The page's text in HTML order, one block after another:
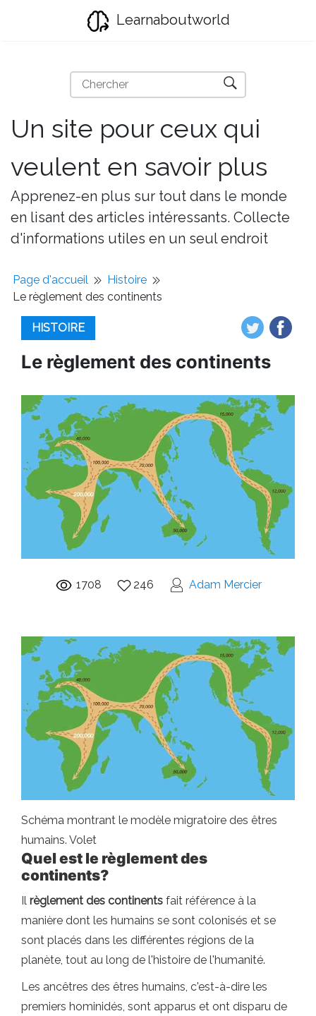
Learnaboutworld
Un site pour ceux qui
veulent en savoir plus
Apprenez-en plus sur tout dans le monde
en lisant des articles intéressants. Collecte
d'informations utiles en un seul endroit
Page d'accueil
Histoire
Le règlement des continents
HISTOIRE
Le règlement des continents
1708 246 Adam Mercier
Schéma montrant le modèle migratoire des êtres
humains. Volet
Quel est le règlement des
continents?
Il règlement des continents fait référence à la
manière dont les humains se sont colonisés et se
sont placés dans les différentes régions de la
planète, tout au long de l'histoire de l'humanité.
Les ancêtres des êtres humains, c'est-à-dire les
premiers hominidés, sont apparus et ont disparu de